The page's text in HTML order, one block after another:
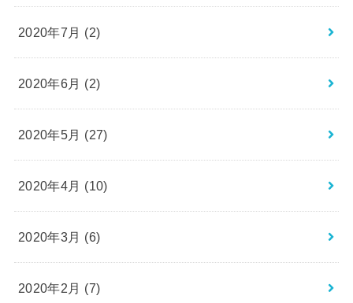
2020年7月 (2)
2020年6月 (2)
2020年5月 (27)
2020年4月 (10)
2020年3月 (6)
2020年2月 (7)